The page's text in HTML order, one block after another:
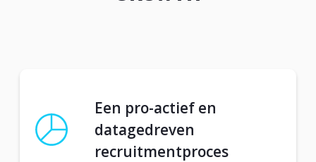
Een pro-actief en
datagedreven
recruitmentproces